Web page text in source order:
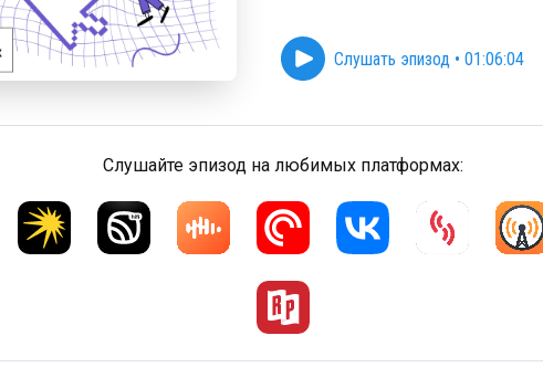
Слушать эпизод • 01:06:04
Слушайте эпизод на любимых платформах: